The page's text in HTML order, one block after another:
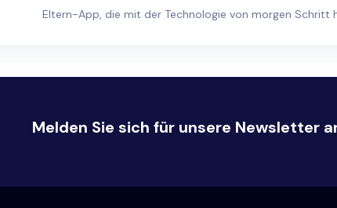
Eltern-App, die mit der Technologie von morgen Schritt
Melden Sie sich für unsere Newsletter